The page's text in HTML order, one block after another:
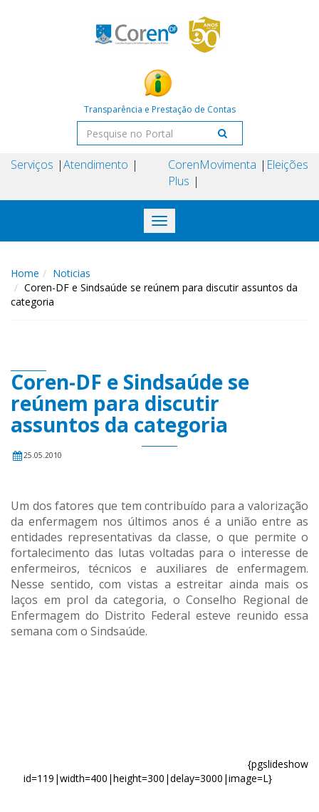
Transparência e Prestação de Contas
Serviços Atendimento
Coren
Plus
Movimenta Eleições
Toggle
navigation
Home
Noticias
Coren-DF e Sindsaúde se reúnem para discutir assuntos da
categoria
Coren-DF e Sindsaúde se
reúnem para discutir
assuntos da categoria
25.05.2010
Um dos fatores que tem contribuído para a valorização
da enfermagem nos últimos anos é a união entre as
entidades representativas da classe, o que permite o
fortalecimento das lutas voltadas para o interesse de
enfermeiros, técnicos e auxiliares de enfermagem.
Nesse sentido, com vistas a estreitar ainda mais os
laços em prol da categoria, o Conselho Regional de
Enfermagem do Distrito Federal esteve reunido essa
semana com o Sindsaúde.
{pgslideshow
id=119|width=400|height=300|delay=3000|image=L}